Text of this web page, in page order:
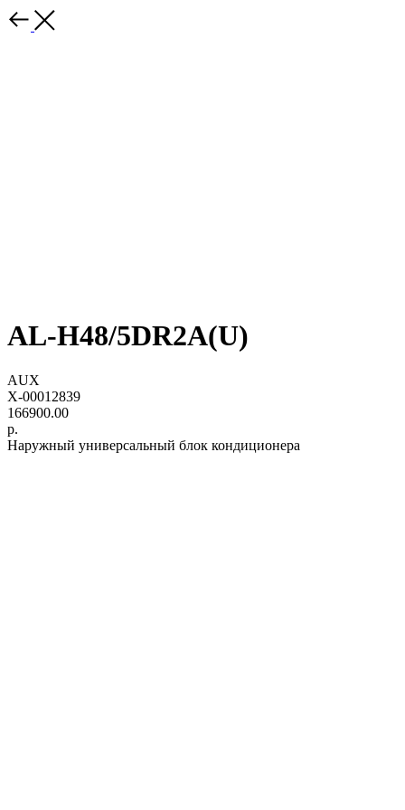
AL-H48/5DR2A(U)
AUX
X-00012839
166900.00
р.
Наружный универсальный блок кондиционера